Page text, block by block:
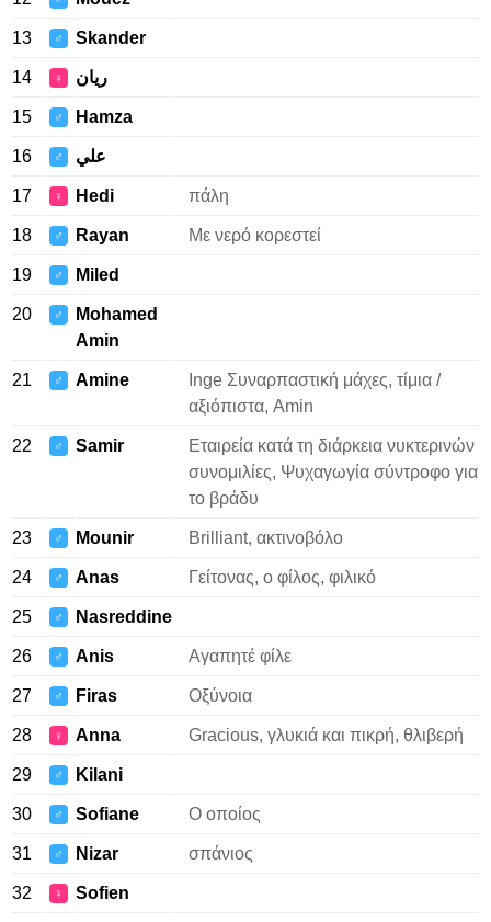
13 ♂ Skander
14 ♀ ريان
15 ♂ Hamza
16 ♂ علي
17 ♀ Hedi πάλη
18 ♂ Rayan Με νερό κορεστεί
19 ♂ Miled
20 ♂
Mohamed
Amin
21 ♂ Amine
Inge Συναρπαστική μάχες, τίμια /
αξιόπιστα, Amin
22 ♂ Samir
Εταιρεία κατά τη διάρκεια νυκτερινών
συνομιλίες, Ψυχαγωγία σύντροφο για
το βράδυ
23 ♂ Mounir Brilliant, ακτινοβόλο
24 ♂ Anas Γείτονας, ο φίλος, φιλικό
25 ♂ Nasreddine
26 ♂ Anis Αγαπητέ φίλε
27 ♂ Firas Οξύνοια
28 ♀ Anna Gracious, γλυκιά και πικρή, θλιβερή
29 ♂ Kilani
30 ♂ Sofiane Ο οποίος
31 ♂ Nizar σπάνιος
32 ♀ Sofien